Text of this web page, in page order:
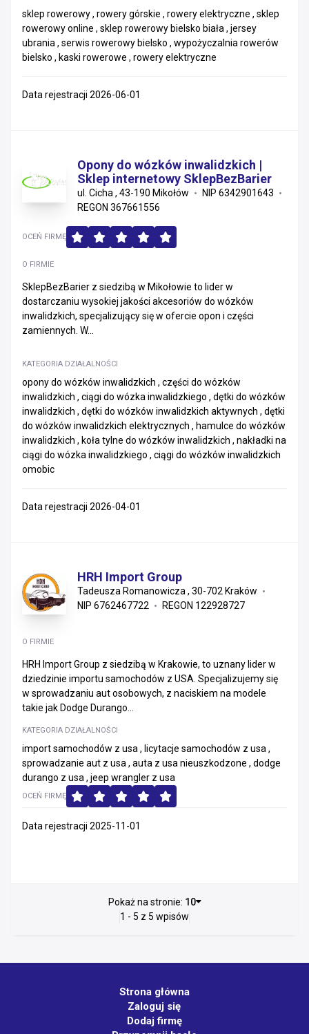
sklep rowerowy , rowery górskie , rowery elektryczne , sklep
rowerowy online , sklep rowerowy bielsko biała , jersey
ubrania , serwis rowerowy bielsko , wypożyczalnia rowerów
bielsko , kaski rowerowe , rowery elektryczne
Data rejestracji 2026-06-01
Opony do wózków inwalidzkich |
Sklep internetowy SklepBezBarier
ul. Cicha , 43-190 Mikołów
NIP 6342901643
REGON 367661556
O FIRMIE
SklepBezBarier z siedzibą w Mikołowie to lider w
dostarczaniu wysokiej jakości akcesoriów do wózków
inwalidzkich, specjalizujący się w ofercie opon i części
zamiennych. W...
KATEGORIA DZIAŁALNOŚCI
opony do wózków inwalidzkich , części do wózków
inwalidzkich , ciągi do wózka inwalidzkiego , dętki do wózków
inwalidzkich , dętki do wózków inwalidzkich aktywnych , dętki
do wózków inwalidzkich elektrycznych , hamulce do wózków
inwalidzkich , koła tylne do wózków inwalidzkich , nakładki na
ciągi do wózka inwalidzkiego , ciągi do wózków inwalidzkich
omobic
OCEŃ FIRMĘ
Data rejestracji 2026-04-01
HRH Import Group
Tadeusza Romanowicza , 30-702 Kraków
NIP 6762467722
REGON 122928727
O FIRMIE
HRH Import Group z siedzibą w Krakowie, to uznany lider w
dziedzinie importu samochodów z USA. Specjalizujemy się
w sprowadzaniu aut osobowych, z naciskiem na modele
takie jak Dodge Durango...
KATEGORIA DZIAŁALNOŚCI
import samochodów z usa , licytacje samochodów z usa ,
sprowadzanie aut z usa , auta z usa nieuszkodzone , dodge
durango z usa , jeep wrangler z usa
OCEŃ FIRMĘ
Data rejestracji 2025-11-01
Pokaż na stronie: 10
1 - 5 z 5 wpisów
Strona główna
Zaloguj się
Dodaj firmę